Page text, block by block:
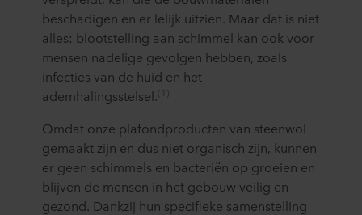
beschadigen en er lelijk uitzien. Maar dat is niet
alles: blootstelling aan schimmel kan ook voor
mensen nadelige gevolgen hebben, zoals
infecties van de huid en het
ademhalingsstelsel.(1)
Omdat onze plafondproducten van steenwol
gemaakt zijn en dus niet organisch zijn, kunnen
er geen schimmels en bacteriën op groeien en
blijven de mensen in het gebouw veilig en
gezond. Dankzij hun specifieke samenstelling